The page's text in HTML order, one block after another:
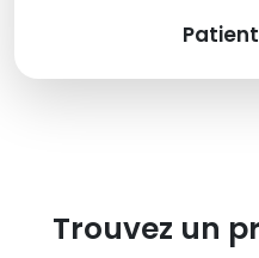
Trouvez un